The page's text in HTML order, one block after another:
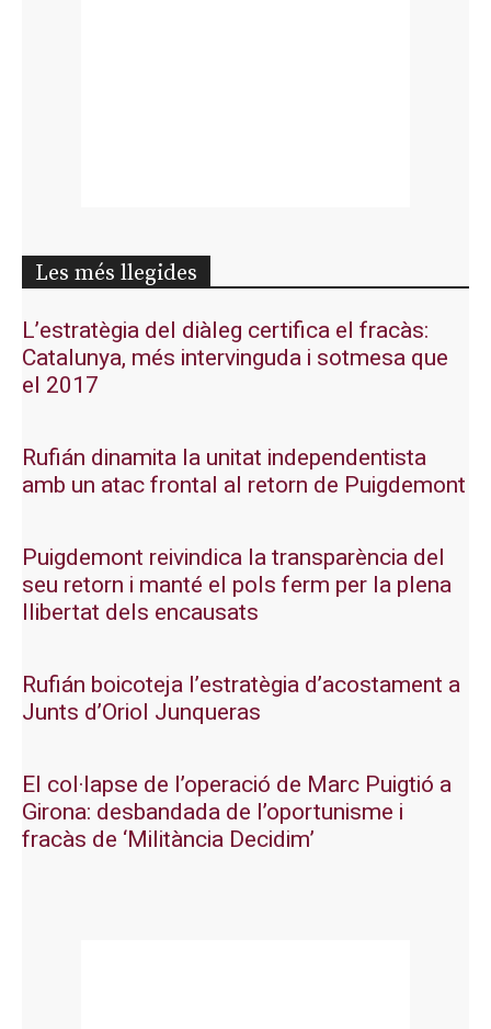
Les més llegides
L’estratègia del diàleg certifica el fracàs:
Catalunya, més intervinguda i sotmesa que
el 2017
Rufián dinamita la unitat independentista
amb un atac frontal al retorn de Puigdemont
Puigdemont reivindica la transparència del
seu retorn i manté el pols ferm per la plena
llibertat dels encausats
Rufián boicoteja l’estratègia d’acostament a
Junts d’Oriol Junqueras
El col·lapse de l’operació de Marc Puigtió a
Girona: desbandada de l’oportunisme i
fracàs de ‘Militància Decidim’